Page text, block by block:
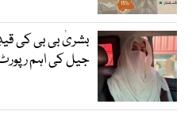
بشریٰ بی بی کی
جیل کی اہم